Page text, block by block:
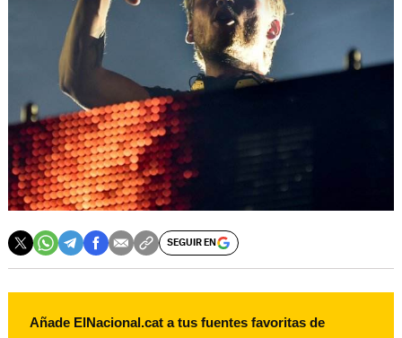
SEGUIR EN
Añade ElNacional.cat a tus fuentes favoritas de